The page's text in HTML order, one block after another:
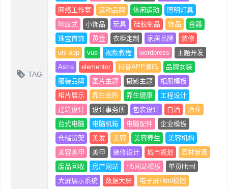
TAG
网络工作室
运动品牌 休闲运动
照明灯具
响应式
小饰品 玩具 硅胶制品 饰品
金器
珠宝首饰
黄金 衣柜定制 家居品牌
装修
uni-app
vue 视频教程 wordpress
主题开发
Astra
elementor 抖音APP源码
品牌女装
服装品牌
图片主题 摄影主题
相册模板
相片展示
养生会所 养生健康
工程设计
建筑设计
设计事务所 包装设计 白酒
酒业
台式电脑
电脑机箱 电脑配件
企业模板
仓储货架
美发 美容 美容养生
美容机构
美容美甲
美甲 装修设计 城市规划
园林景观
废品回收
房产网站 H5网站模板
单页Html
大屏展示系统
数据大屏
电子屏Html模版